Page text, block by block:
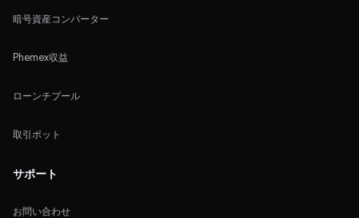
暗号資産コンバーター
Phemex収益
ローンチプール
取引ボット
サポート
お問い合わせ